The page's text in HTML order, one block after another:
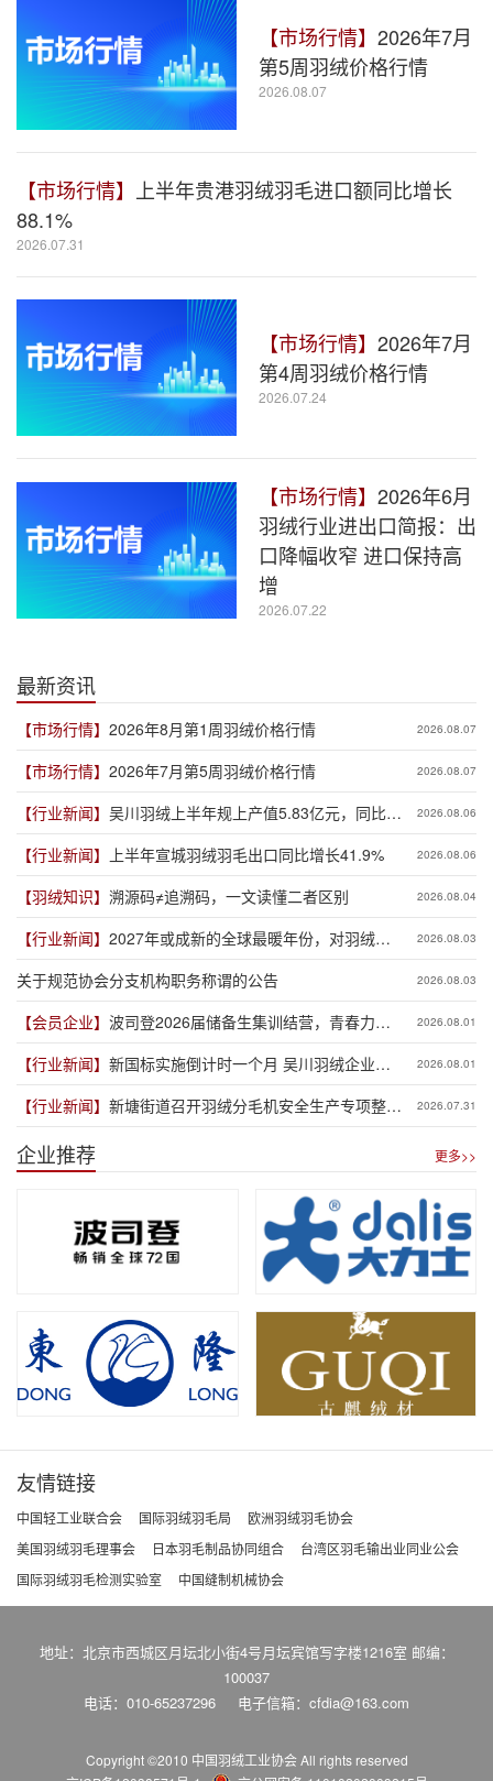
【市场行情】 2026年7月
第5周羽绒价格行情
2026.08.07
【市场行情】
上半年贵港羽绒羽毛进口额同比增长
88.1%
2026.07.31
【市场行情】 2026年7月
第4周羽绒价格行情
2026.07.24
【市场行情】 2026年6月
羽绒行业进出口简报：出
口降幅收窄 进口保持高
增
2026.07.22
最新资讯
【市场行情】 2026年8月第1周羽绒价格行情 2026.08.07
【市场行情】 2026年7月第5周羽绒价格行情 2026.08.07
【行业新闻】 吴川羽绒上半年规上产值5.83亿元，同比增
长19.3%
2026.08.06
【行业新闻】 上半年宣城羽绒羽毛出口同比增长41.9% 2026.08.06
【羽绒知识】 溯源码≠追溯码，一文读懂二者区别 2026.08.04
【行业新闻】 2027年或成新的全球最暖年份，对羽绒产
业有何影响？
2026.08.03
关于规范协会分支机构职务称谓的公告 2026.08.03
【会员企业】 波司登2026届储备生集训结营，青春力量
赋能品牌新程
2026.08.01
【行业新闻】 新国标实施倒计时一个月 吴川羽绒企业集
体“抢跑”新规
2026.08.01
【行业新闻】 新塘街道召开羽绒分毛机安全生产专项整治
推进会
2026.07.31
企业推荐 更多>>
友情链接
中国轻工业联合会 国际羽绒羽毛局
欧洲羽绒羽毛协会
美国羽绒羽毛理事会
日本羽毛制品协同组合
台湾区羽毛输出业同业公会
国际羽绒羽毛检测实验室
中国缝制机械协会
地址：北京市西城区月坛北小街4号月坛宾馆写字楼1216室 邮编：
100037
电话：010-65237296
电子信箱：cfdia@163.com
Copyright ©2010 中国羽绒工业协会All rights reserved